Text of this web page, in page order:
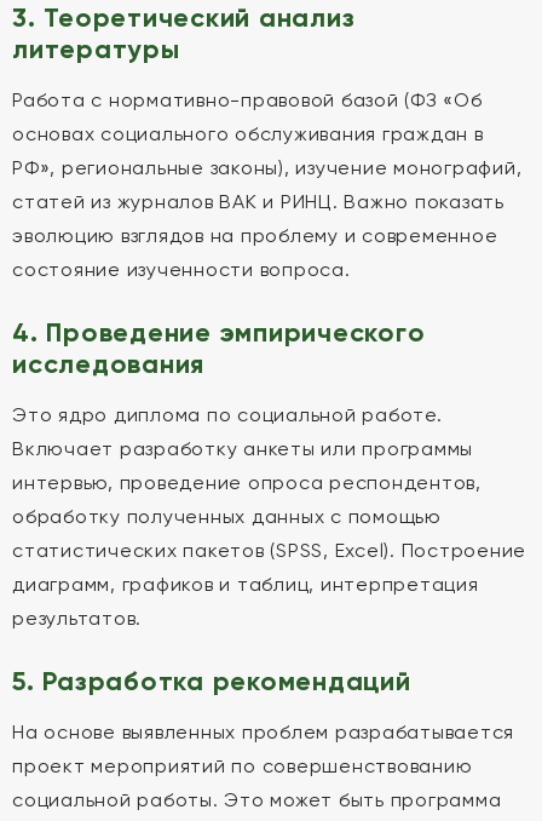
3. Теоретический анализ
литературы
Работа с нормативно-правовой базой (ФЗ «Об
основах социального обслуживания граждан в
РФ», региональные законы), изучение монографий,
статей из журналов ВАК и РИНЦ. Важно показать
эволюцию взглядов на проблему и современное
состояние изученности вопроса.
4. Проведение эмпирического
исследования
Это ядро диплома по социальной работе.
Включает разработку анкеты или программы
интервью, проведение опроса респондентов,
обработку полученных данных с помощью
статистических пакетов (SPSS, Excel). Построение
диаграмм, графиков и таблиц, интерпретация
результатов.
5. Разработка рекомендаций
На основе выявленных проблем разрабатывается
проект мероприятий по совершенствованию
социальной работы. Это может быть программа